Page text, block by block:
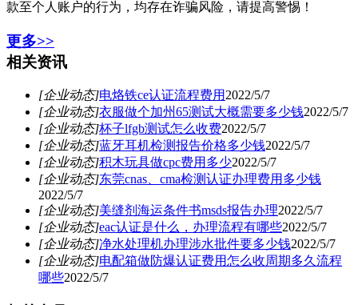
款至个人账户的行为，均存在诈骗风险，请提高警惕！
更多>>
相关资讯
[企业动态]电烙铁ce认证流程费用2022/5/7
[企业动态]衣服做个加州65测试大概需要多少钱2022/5/7
[企业动态]杯子lfgb测试怎么收费2022/5/7
[企业动态]蓝牙耳机检测报告价格多少钱2022/5/7
[企业动态]积木玩具做cpc费用多少2022/5/7
[企业动态]东莞cnas、cma检测认证办理费用多少钱
2022/5/7
[企业动态]美缝剂海运条件书msds报告办理2022/5/7
[企业动态]eac认证是什么，办理流程有哪些2022/5/7
[企业动态]净水处理机办理涉水批件要多少钱2022/5/7
[企业动态]电配箱做防爆认证费用怎么收周期多久流程
哪些2022/5/7